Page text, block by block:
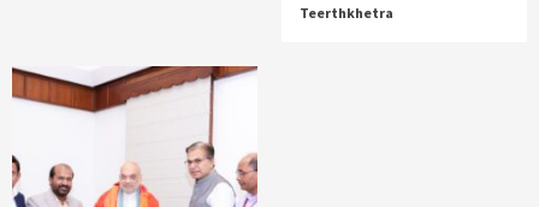
Teerthkhetra